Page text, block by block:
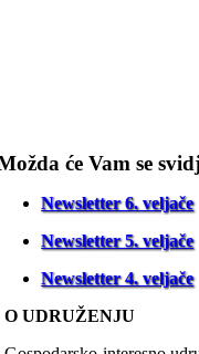
će Vam se
Newsletter 6. veljače
Newsletter 5. veljače
Newsletter 4. veljače
O UDRUŽENJU